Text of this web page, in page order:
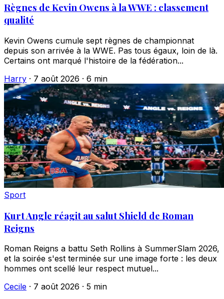
Règnes de Kevin Owens à la WWE : classement
qualité
Kevin Owens cumule sept règnes de championnat
depuis son arrivée à la WWE. Pas tous égaux, loin de là.
Certains ont marqué l'histoire de la fédération...
Harry · 7 août 2026 · 6 min
Sport
Kurt Angle réagit au salut Shield de Roman
Reigns
Roman Reigns a battu Seth Rollins à SummerSlam 2026,
et la soirée s'est terminée sur une image forte : les deux
hommes ont scellé leur respect mutuel...
Cecile · 7 août 2026 · 5 min